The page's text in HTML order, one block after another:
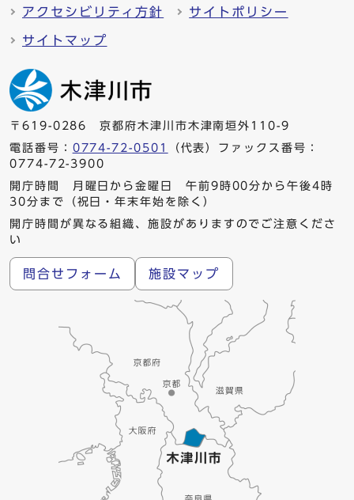
アクセシビリティ方針 サイトポリシー
サイトマップ
〒619-0286 京都府木津川市木津南垣外110-9
電話番号： 0774-72-0501
（代表）ファックス番号：
0774-72-3900
開庁時間 月曜日から金曜日 午前9時00分から午後4時
30分まで（祝日・年末年始を除く）
開庁時間が異なる組織、施設がありますのでご注意くださ
い
問合せフォーム 施設マップ